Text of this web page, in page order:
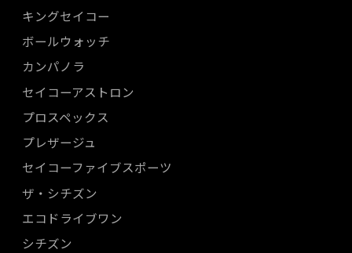
キングセイコー
ボールウォッチ
カンパノラ
セイコーアストロン
プロスペックス
プレザージュ
セイコーファイブスポーツ
ザ・シチズン
エコドライブワン
シチズン